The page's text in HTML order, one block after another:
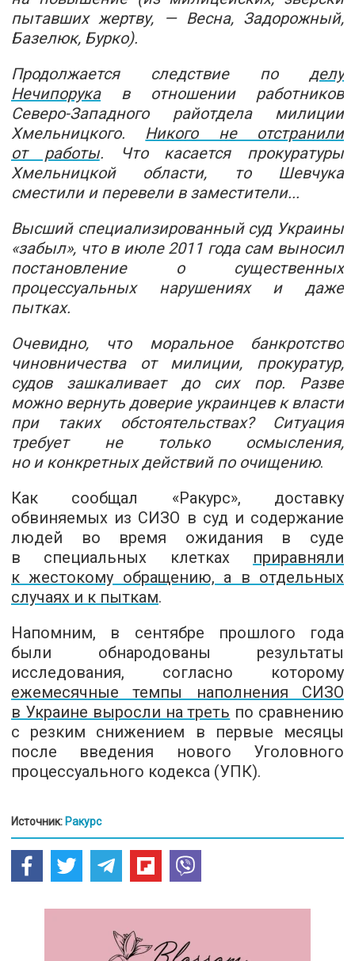
пытавших жертву, — Весна, Задорожный,
Базелюк, Бурко).
Продолжается следствие по делу
Нечипорукав отношении работников
Северо-Западного райотдела милиции
Хмельницкого. Никого не отстранили
от работы. Что касается прокуратуры
Хмельницкой области, то Шевчука
сместили и перевели в заместители...
Высший специализированный суд Украины
«забыл», что в июле 2011 года сам выносил
постановление о существенных
процессуальных нарушениях и даже
пытках.
Очевидно, что моральное банкротство
чиновничества от милиции, прокуратур,
судов зашкаливает до сих пор. Разве
можно вернуть доверие украинцев к власти
при таких обстоятельствах? Ситуация
требует не только осмысления,
но и конкретных действий по очищению.
Как сообщал «Ракурс», доставку
обвиняемых из СИЗО в суд и содержание
людей во время ожидания в суде
в специальных клетках приравняли
к жестокому обращению, а в отдельных
случаях и к пыткам.
Напомним, в сентябре прошлого года
были обнародованы результаты
исследования, согласно которому
ежемесячные темпы наполнения СИЗО
в Украине выросли на треть по сравнению
с резким снижением в первые месяцы
после введения нового Уголовного
процессуального кодекса (УПК).
Источник: Ракурс